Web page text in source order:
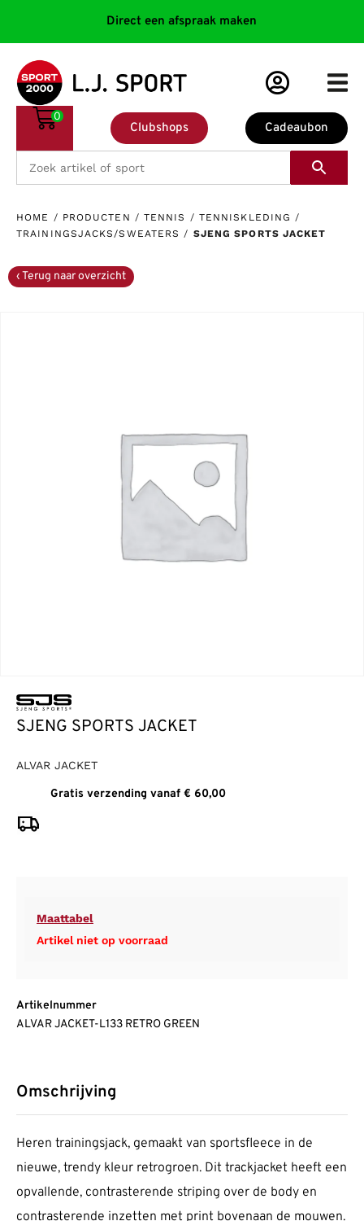
Direct een afspraak maken
Cadeaubon
Clubshops
0
HOME / PRODUCTEN / TENNIS / TENNISKLEDING /
TRAININGSJACKS/SWEATERS / SJENG SPORTS JACKET
SJENG SPORTS JACKET
ALVAR JACKET
Gratis verzending vanaf € 60,00
Maattabel
Artikel niet op voorraad
Artikelnummer
ALVAR JACKET-L133 RETRO GREEN
Omschrijving
Heren trainingsjack, gemaakt van sportsfleece in de
nieuwe, trendy kleur retrogroen. Dit trackjacket heeft een
opvallende, contrasterende striping over de body en
contrasterende inzetten met print bovenaan de mouwen.